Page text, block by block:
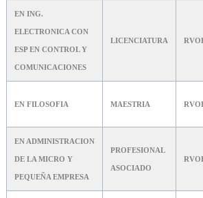
EN ING.
ELECTRONICA CON
ESP EN CONTROL Y
COMUNICACIONES
LICENCIATURA
EN FILOSOFIA MAESTRIA
EN ADMINISTRACION
DE LA MICRO Y
PEQUEÑA EMPRESA
PROFESIONAL
ASOCIADO